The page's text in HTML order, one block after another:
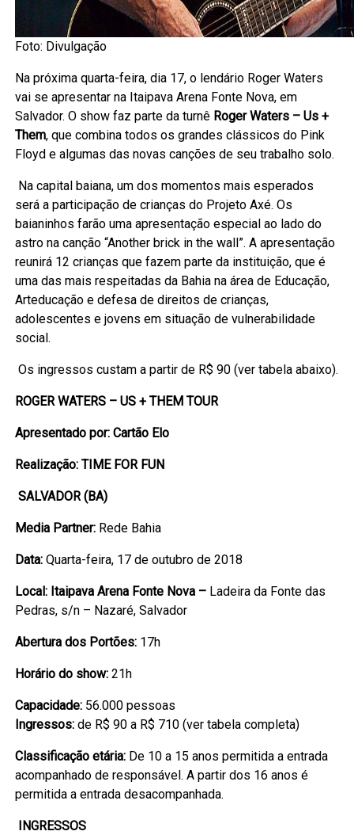
Foto: Divulgação
Na próxima quarta-feira, dia 17, o lendário Roger Waters
vai se apresentar na Itaipava Arena Fonte Nova, em
Salvador. O show faz parte da turnê Roger Waters – Us +
Them, que combina todos os grandes clássicos do Pink
Floyd e algumas das novas canções de seu trabalho solo.
Na capital baiana, um dos momentos mais esperados
será a participação de crianças do Projeto Axé. Os
baianinhos farão uma apresentação especial ao lado do
astro na canção “Another brick in the wall”. A apresentação
reunirá 12 crianças que fazem parte da instituição, que é
uma das mais respeitadas da Bahia na área de Educação,
Arteducação e defesa de direitos de crianças,
adolescentes e jovens em situação de vulnerabilidade
social.
Os ingressos custam a partir de R$ 90 (ver tabela abaixo).
ROGER WATERS – US + THEM TOUR
Apresentado por: Cartão Elo
Realização: TIME FOR FUN
SALVADOR (BA)
Media Partner: Rede Bahia
Data:Quarta-feira, 17 de outubro de 2018
Local: Itaipava Arena Fonte Nova – Ladeira da Fonte das
Pedras, s/n – Nazaré, Salvador
Abertura dos Portões: 17h
Horário do show: 21h
Capacidade: 56.000 pessoas
Ingressos: de R$ 90 a R$ 710 (ver tabela completa)
Classificação etária: De 10 a 15 anos permitida a entrada
acompanhado de responsável. A partir dos 16 anos é
permitida a entrada desacompanhada.
INGRESSOS